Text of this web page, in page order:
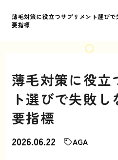
薄毛対策に役立つサプリメント選び
要指標
薄毛対策に役立
ト選びで失敗
要指標
2026.06.22 AGA